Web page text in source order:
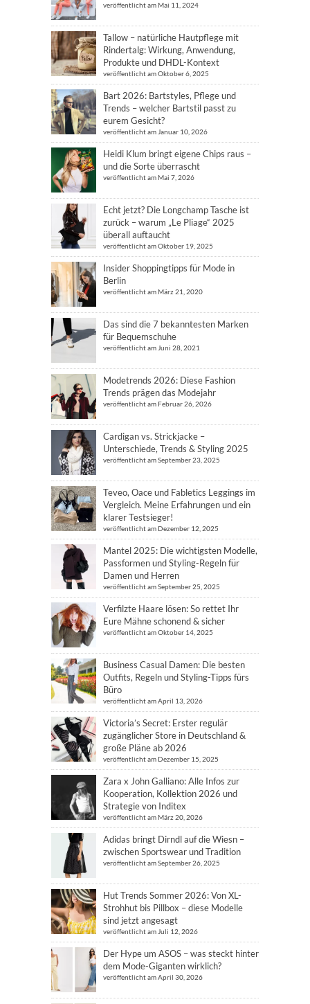
veröffentlicht am Mai 11, 2024
Tallow – natürliche Hautpflege mit
Rindertalg: Wirkung, Anwendung,
Produkte und DHDL-Kontext
veröffentlicht am Oktober 6, 2025
Bart 2026: Bartstyles, Pflege und
Trends – welcher Bartstil passt zu
eurem Gesicht?
veröffentlicht am Januar 10, 2026
Heidi Klum bringt eigene Chips raus –
und die Sorte überrascht
veröffentlicht am Mai 7, 2026
Echt jetzt? Die Longchamp Tasche ist
zurück – warum „Le Pliage“ 2025
überall auftaucht
veröffentlicht am Oktober 19, 2025
Insider Shoppingtipps für Mode in
Berlin
veröffentlicht am März 21, 2020
Das sind die 7 bekanntesten Marken
für Bequemschuhe
veröffentlicht am Juni 28, 2021
Modetrends 2026: Diese Fashion
Trends prägen das Modejahr
veröffentlicht am Februar 26, 2026
Cardigan vs. Strickjacke –
Unterschiede, Trends & Styling 2025
veröffentlicht am September 23, 2025
Teveo, Oace und Fabletics Leggings im
Vergleich. Meine Erfahrungen und ein
klarer Testsieger!
veröffentlicht am Dezember 12, 2025
Mantel 2025: Die wichtigsten Modelle,
Passformen und Styling-Regeln für
Damen und Herren
veröffentlicht am September 25, 2025
Verfilzte Haare lösen: So rettet Ihr
Eure Mähne schonend & sicher
veröffentlicht am Oktober 14, 2025
Business Casual Damen: Die besten
Outfits, Regeln und Styling-Tipps fürs
Büro
veröffentlicht am April 13, 2026
Victoria’s Secret: Erster regulär
zugänglicher Store in Deutschland &
große Pläne ab 2026
veröffentlicht am Dezember 15, 2025
Zara x John Galliano: Alle Infos zur
Kooperation, Kollektion 2026 und
Strategie von Inditex
veröffentlicht am März 20, 2026
Adidas bringt Dirndl auf die Wiesn –
zwischen Sportswear und Tradition
veröffentlicht am September 26, 2025
Hut Trends Sommer 2026: Von XL-
Strohhut bis Pillbox – diese Modelle
sind jetzt angesagt
veröffentlicht am Juli 12, 2026
Der Hype um ASOS – was steckt hinter
dem Mode-Giganten wirklich?
veröffentlicht am April 30, 2026